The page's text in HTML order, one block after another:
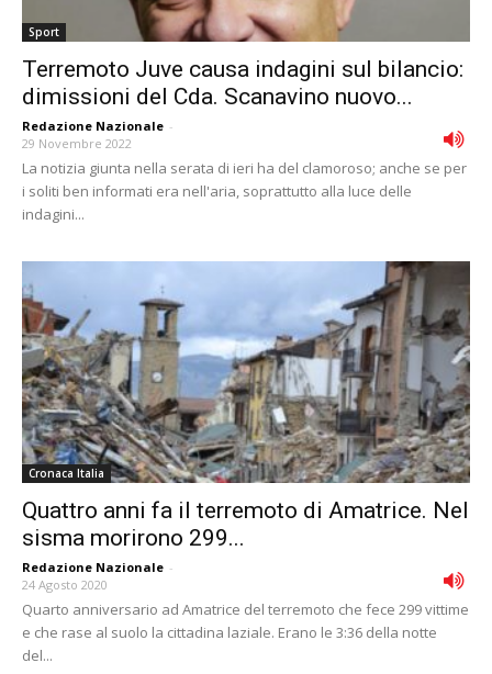
Sport
Terremoto Juve causa indagini sul bilancio:
dimissioni del Cda. Scanavino nuovo...
Redazione Nazionale -
29 Novembre 2022
La notizia giunta nella serata di ieri ha del clamoroso; anche se per
i soliti ben informati era nell'aria, soprattutto alla luce delle
indagini...
Cronaca Italia
Quattro anni fa il terremoto di Amatrice. Nel
sisma morirono 299...
Redazione Nazionale -
24 Agosto 2020
Quarto anniversario ad Amatrice del terremoto che fece 299 vittime
e che rase al suolo la cittadina laziale. Erano le 3:36 della notte
del...